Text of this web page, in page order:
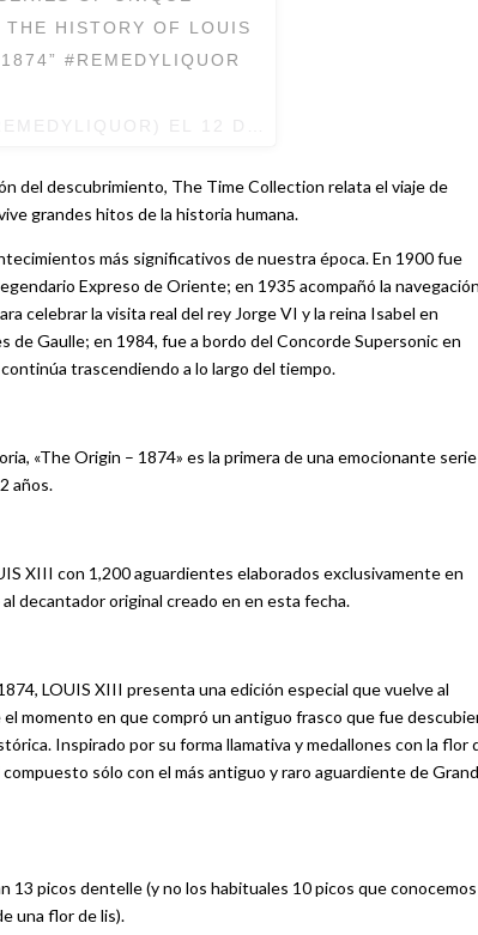
HISTORY OF LOUIS
#REMEDYLIQUOR
del descubrimiento, The Time Collection relata el viaje de
grandes hitos de la historia humana.
más significativos de nuestra época. En 1900 fue
Expreso de Oriente; en 1935 acompañó la
celebrar la visita real del rey Jorge VI y la reina Isabel en
de Gaulle; en 1984, fue a bordo del Concorde Supersonic en
trascendiendo a lo largo del tiempo.
«The Origin – 1874» es la primera de una emocionante serie
años.
XIII con 1,200 aguardientes elaborados exclusivamente en
decantador original creado en en esta fecha.
LOUIS XIII presenta una edición especial que vuelve al
momento en que compró un antiguo frasco que fue
Inspirado por su forma llamativa y medallones con la flor
sólo con el más antiguo y raro aguardiente de
picos dentelle (y no los habituales 10 picos que conocemos
una flor de lis).